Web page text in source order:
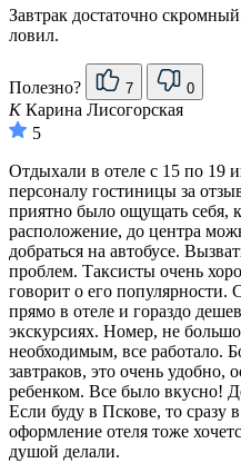
Завтрак достаточно
ловил.
Полезно? 7 0
ККарина Лисогорская
5
Отдыхали в отеле с 15 по 19
персоналу гостиницы за
приятно было ощущать себя,
расположение, до центра
добраться на автобусе.
проблем. Таксисты очень
говорит о его
прямо в отеле и гораздо
экскурсиях. Номер, не
необходимым, все работало.
завтраков, это очень удобно,
ребенком. Все было вкусно!
Если буду в Пскове, то сразу
оформление отеля тоже
душой делали.